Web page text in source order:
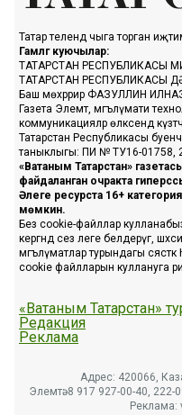
Татар телендә чыга торган
Гамәлгә куючылар:
ТАТАРСТАН РЕСПУБЛИКАСЫ
ТАТАРСТАН РЕСПУБЛИКАСЫ
Баш мөхәррир ФАЗУЛЛИН
Газета Элемтә, мәгълүмати
коммуникацияләр өлкәсендә
Татарстан Республикасы буенча
таныклыгы: ПИ № ТУ16-01758,
«Ватаным Татарстан»
файдаланган очракта
Әлеге ресурста 16+
мөмкин.
Без cookie-файллар
кергәндә сез әлеге белдерүгә,
мәгълүматлар турындагы
cookie файлларын куллануга
«Ватаным Татарстан»
Редакция
Реклама
Адрес: 420066,
Элемтә: 8 917 927-00-40,
Реклама: